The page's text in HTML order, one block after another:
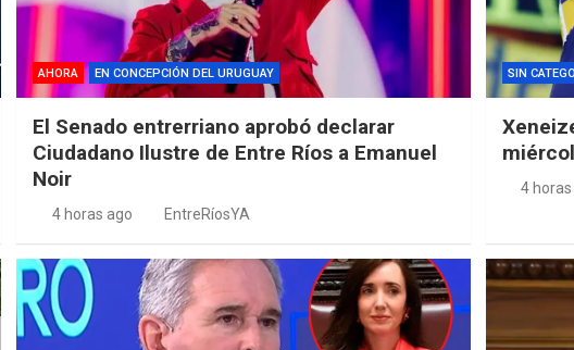
AHORA EN CONCEPCIÓN DEL URUGUAY
El Senado entrerriano aprobó declarar
Ciudadano Ilustre de Entre Ríos a Emanuel
Noir
4 horas ago EntreRíosYA
SIN
4